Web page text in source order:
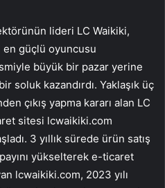
lideri LC Waikiki,
en güçlü oyuncusu
büyük bir pazar yerine
soluk kazandırdı. Yaklaşık üç
çıkış yapma kararı alan LC
sitesi lcwaikiki.com
3 yıllık sürede ürün satış
yükselterek e-ticaret
lcwaikiki.com, 2023 yılı